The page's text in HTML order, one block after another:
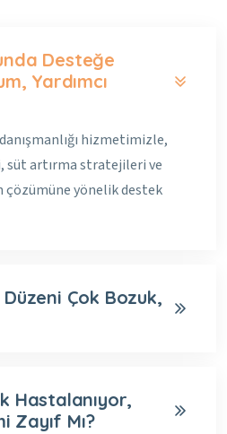
Desteğe
Yardımcı
hizmetimizle,
süt artırma stratejileri ve
çözümüne yönelik destek
Çok Bozuk,
Hastalanıyor,
Zayıf Mı?